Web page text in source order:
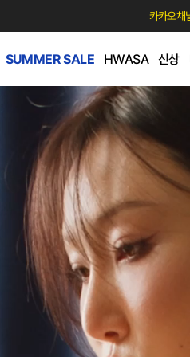
카카오채
SUMMER SALE HWASA 신상